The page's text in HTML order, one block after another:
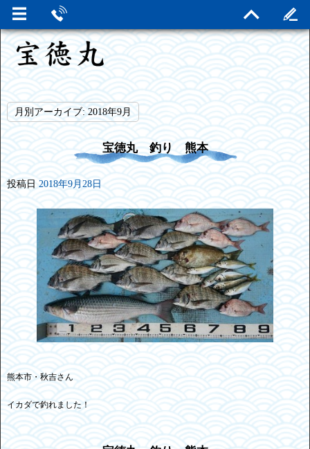
月別アーカイブ:2018年9月
宝徳丸 釣り 熊本
投稿日 2018年9月28日
熊本市・秋吉さん
イカダで釣れました！